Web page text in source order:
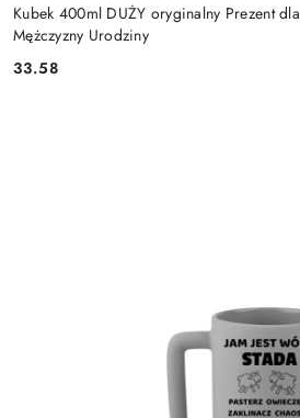
Kubek 400ml DUŻY oryginalny Prezent
Mężczyzny Urodziny
Cena:
33.58